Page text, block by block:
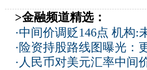
>金融频道精选：
·中间价调贬146点 机构:
· 险资持股路线图曝光：
· 人民币对美元汇率中间